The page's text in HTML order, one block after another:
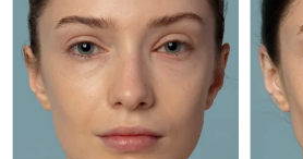
护肤品 男士
全部购买
意大利
日本
泽西岛